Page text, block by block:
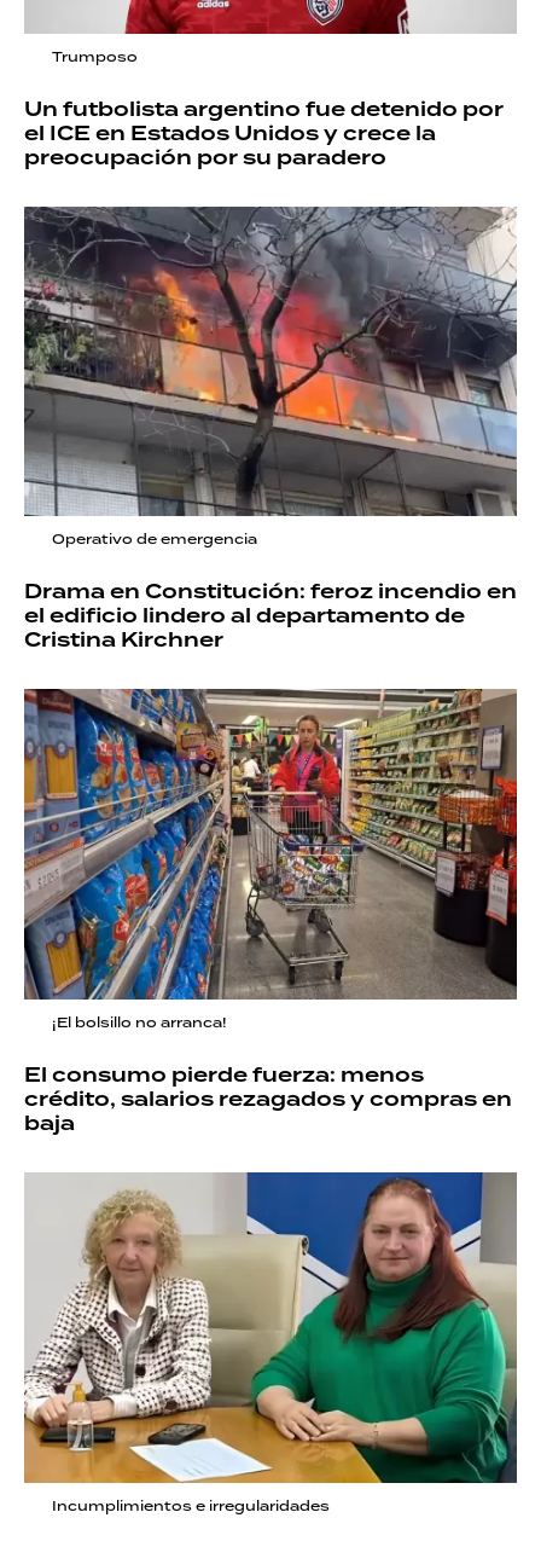
Trumposo
Un futbolista argentino fue detenido por
el ICE en Estados Unidos y crece la
preocupación por su paradero
Operativo de emergencia
Drama en Constitución: feroz incendio en
el edificio lindero al departamento de
Cristina Kirchner
¡El bolsillo no arranca!
El consumo pierde fuerza: menos
crédito, salarios rezagados y compras en
baja
Incumplimientos e irregularidades